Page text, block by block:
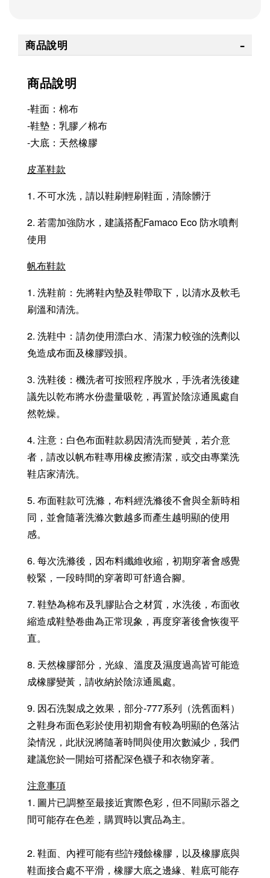
商品說明
商品說明
-鞋面：棉布
-鞋墊：乳膠／棉布
-大底：天然橡膠
皮革鞋款
1. 不可水洗，請以鞋刷輕刷鞋面，清除髒汙
2. 若需加強防水，建議搭配Famaco Eco 防水噴劑
使用
帆布鞋款
1. 洗鞋前：先將鞋內墊及鞋帶取下，以清水及軟毛
刷溫和清洗。
2. 洗鞋中：請勿使用漂白水、清潔力較強的洗劑以
免造成布面及橡膠毀損。
3. 洗鞋後：機洗者可按照程序脫水，手洗者洗後建
議先以乾布將水份盡量吸乾，再置於陰涼通風處自
然乾燥。
4. 注意：白色布面鞋款易因清洗而變黃，若介意
者，請改以帆布鞋專用橡皮擦清潔，或交由專業洗
鞋店家清洗。
5. 布面鞋款可洗滌，布料經洗滌後不會與全新時相
同，並會隨著洗滌次數越多而產生越明顯的使用
感。
6. 每次洗滌後，因布料纖維收縮，初期穿著會感覺
較緊，一段時間的穿著即可舒適合腳。
7. 鞋墊為棉布及乳膠貼合之材質，水洗後，布面收
縮造成鞋墊卷曲為正常現象，再度穿著後會恢復平
直。
8. 天然橡膠部分，光線、溫度及濕度過高皆可能造
成橡膠變黃，請收納於陰涼通風處。
9. 因石洗製成之效果，部分-777系列（洗舊面料）
之鞋身布面色彩於使用初期會有較為明顯的色落沾
染情況，此狀況將隨著時間與使用次數減少，我們
建議您於一開始可搭配深色襪子和衣物穿著。
注意事項
1. 圖片已調整至最接近實際色彩，但不同顯示器之
間可能存在色差，購買時以實品為主。
2. 鞋面、內裡可能有些許殘餘橡膠，以及橡膠底與
鞋面接合處不平滑，橡膠大底之邊緣、鞋底可能存